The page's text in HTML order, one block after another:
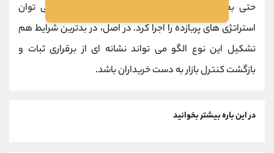
حتی بعد از سقوط بازار تنها به خاطر انتشار خبر می توان
استراتژی های پربازده را اجرا کرد. در اصل، در بدترین شرایط هم
تشکیل این نوع الگو می تواند نشانه ای از برقراری ثبات و
بازگشت کنترل بازار به دست خریداران باشد.
در این باره بیشتر بخوانید